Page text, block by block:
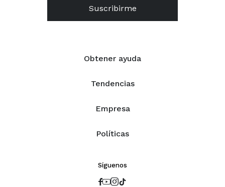
Obtener ayuda
Tendencias
Empresa
Políticas
Suscribirme
Síguenos
